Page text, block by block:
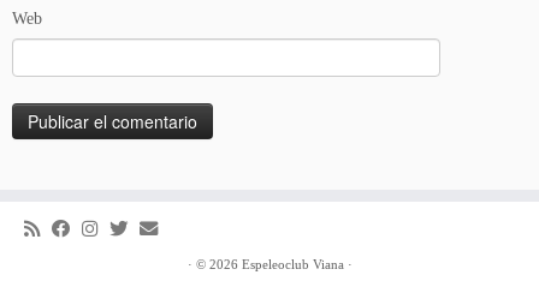
Web
· © 2026 Espeleoclub Viana ·